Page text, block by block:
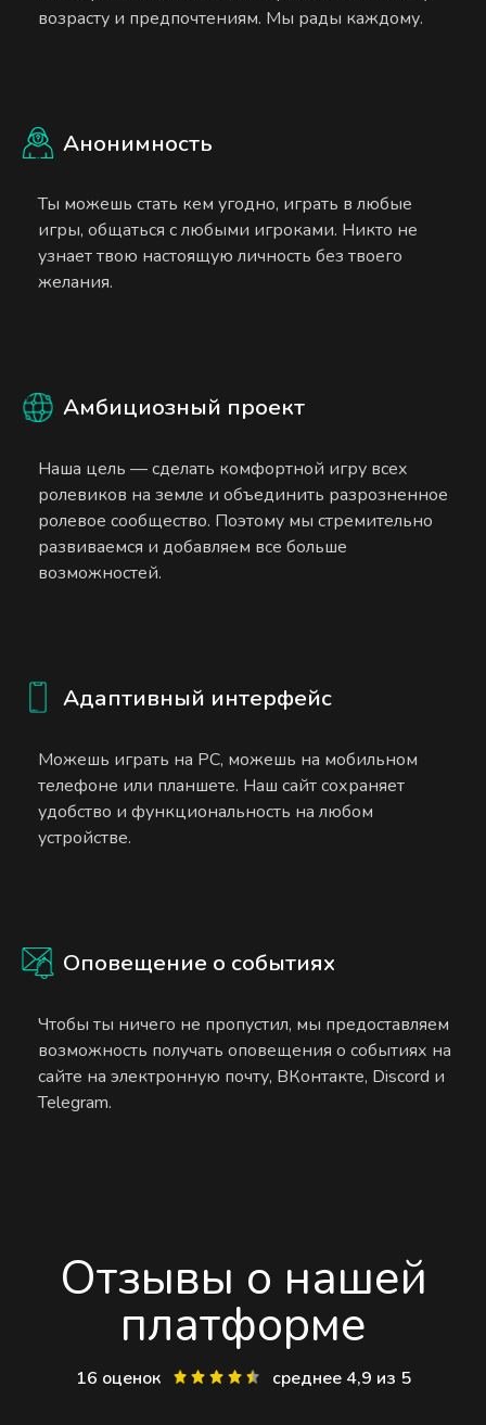
возрасту и предпочтениям. Мы рады каждому.
Анонимность
Ты можешь стать кем угодно, играть в любые
игры, общаться с любыми игроками. Никто не
узнает твою настоящую личность без твоего
желания.
Амбициозный проект
Наша цель — сделать комфортной игру всех
ролевиков на земле и объединить разрозненное
ролевое сообщество. Поэтому мы стремительно
развиваемся и добавляем все больше
возможностей.
Адаптивный интерфейс
Можешь играть на PC, можешь на мобильном
телефоне или планшете. Наш сайт сохраняет
удобство и функциональность на любом
устройстве.
Оповещение о событиях
Чтобы ты ничего не пропустил, мы предоставляем
возможность получать оповещения о событиях на
сайте на электронную почту, ВКонтакте, Discord и
Telegram.
Отзывы о нашей
платформе
16 оценок среднее 4,9 из 5